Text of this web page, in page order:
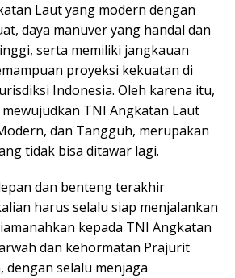
Laut yang modern dengan
daya manuver yang handal dan
serta memiliki jangkauan
proyeksi kekuatan di
Indonesia. Oleh karena itu,
TNI Angkatan Laut
dan Tangguh, merupakan
tidak bisa ditawar lagi.
dan benteng terakhir
harus selalu siap menjalankan
kepada TNI Angkatan
dan kehormatan Prajurit
dengan selalu menjaga